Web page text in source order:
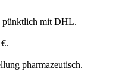
pünktlich mit DHL.
€.
pharmazeutisch.